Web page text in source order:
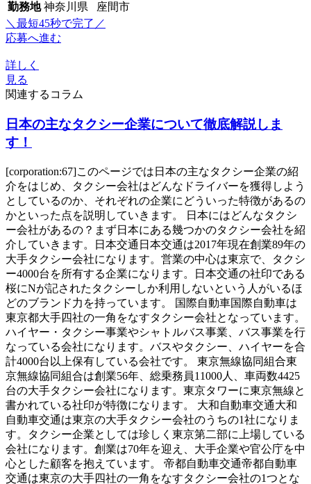
勤務地 神奈川県 座間市
＼最短45秒で完了／
応募へ進む
詳しく
見る
関連するコラム
日本の主なタクシー企業について徹底解説しま
す！
[corporation:67]このページでは日本の主なタクシー企業の紹
介をはじめ、タクシー会社はどんなドライバーを獲得しよう
としているのか、それぞれの企業にどういった特徴があるの
かといった点を説明していきます。 日本にはどんなタクシ
ー会社があるの？まず日本にある幾つかのタクシー会社を紹
介していきます。日本交通日本交通は2017年現在創業89年の
大手タクシー会社になります。営業の中心は東京で、タクシ
ー4000台を所有する企業になります。日本交通の社印である
桜にNが記されたタクシーしか利用しないという人がいるほ
どのブランド力を持っています。 国際自動車国際自動車は
東京都大手四社の一角をなすタクシー会社となっています。
ハイヤー・タクシー事業やシャトルバス事業、バス事業を行
なっている会社になります。バスやタクシー、ハイヤーを合
計4000台以上保有している会社です。 東京無線協同組合東
京無線協同組合は創業56年、総乗務員11000人、車両数4425
台の大手タクシー会社になります。東京タワーに東京無線と
書かれている社印が特徴になります。 大和自動車交通大和
自動車交通は東京の大手タクシー会社のうちの1社になりま
す。タクシー企業としては珍しく東京第二部に上場している
会社になります。創業は70年を迎え、大手企業や官公庁を中
心とした顧客を抱えています。 帝都自動車交通帝都自動車
交通は東京の大手四社の一角をなすタクシー会社の1つとな